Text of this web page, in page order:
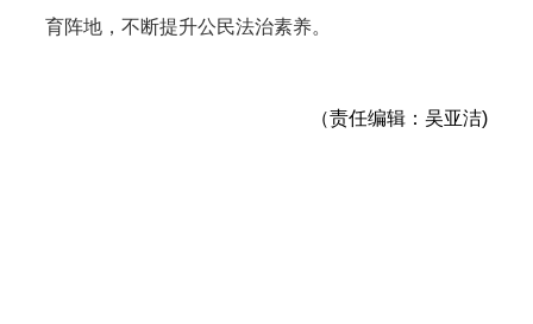
育阵地，不断提升公民法治素养。
（责任编辑：吴亚洁)